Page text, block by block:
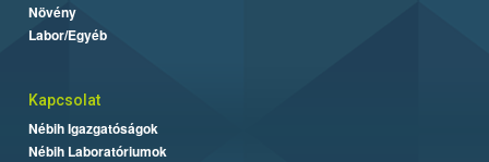
Növény
Labor/Egyéb
Kapcsolat
Nébih Igazgatóságok
Nébih Laboratóriumok